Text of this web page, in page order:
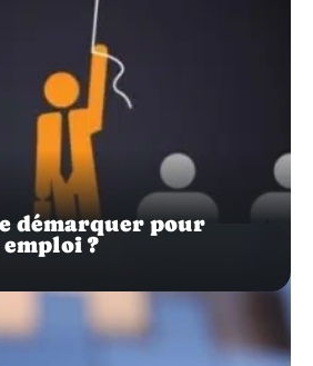
démarquer pour
?